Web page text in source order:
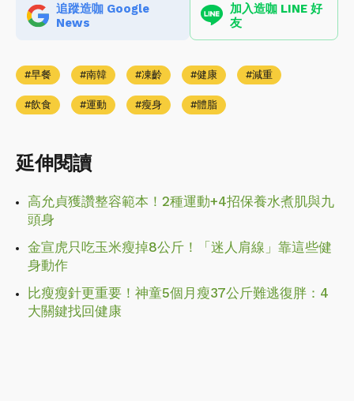
追蹤造咖 Google
News
加入造咖 LINE 好
友
早餐 南韓 凍齡 健康 減重
飲食 運動 瘦身 體脂
延伸閱讀
高允貞獲讚整容範本！2種運動+4招保養水煮肌與九
頭身
金宣虎只吃玉米瘦掉8公斤！「迷人肩線」靠這些健
身動作
比瘦瘦針更重要！神童5個月瘦37公斤難逃復胖：4
大關鍵找回健康